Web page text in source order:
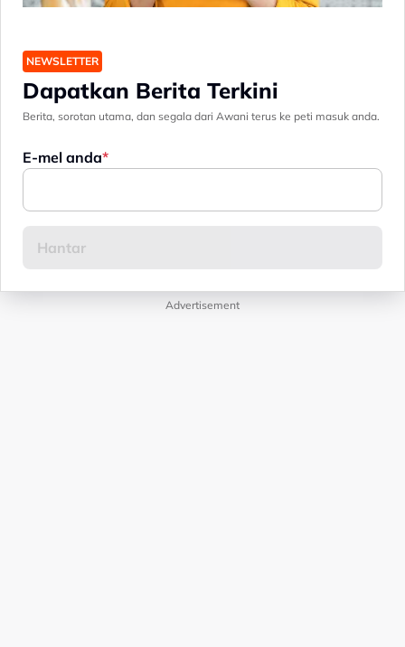
NEWSLETTER
Dapatkan Berita Terkini
Berita, sorotan utama, dan segala dari Awani terus ke peti masuk anda.
E-mel anda
Advertisement